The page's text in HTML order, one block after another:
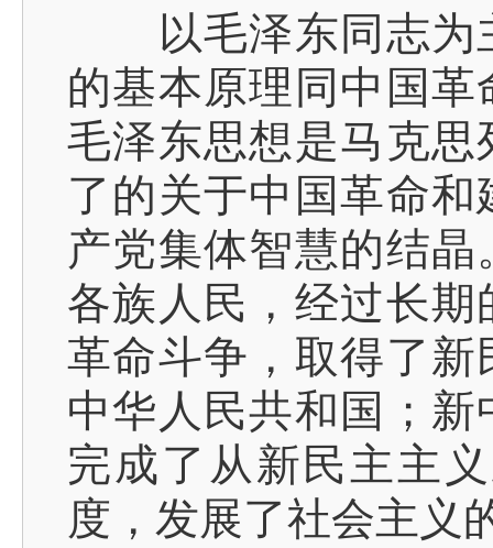
以毛泽东同志为
的基本原理同中国
毛泽东思想是马克
了的关于中国革命
产党集体智慧的结
各族人民，经过长
革命斗争，取得了
中华人民共和国；
完成了从新民主主
度，发展了社会主义